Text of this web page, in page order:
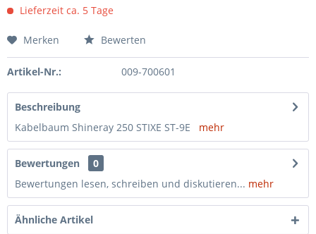
Lieferzeit ca. 5 Tage
Merken Bewerten
Artikel-Nr.: 009-700601
Beschreibung
Kabelbaum Shineray 250 STIXE ST-9E mehr
Bewertungen
0
Bewertungen lesen, schreiben und diskutieren... mehr
Ähnliche Artikel